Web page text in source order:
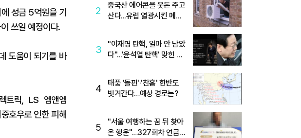
성금 5억원을 기
쓰일 예정이다.
도움이 되기를 바
트릭, LS 엠앤엠
호우로 인한 피해
2
중국산 에어콘을 웃돈 주고
산다...유럽 열광시킨 메이
3
"이재명 탄핵, 얼마 안 남았
다"...'윤석열 탄핵' 맞힌 무
4
태풍 '돌핀'·'찬홈' 한반도
빗겨간다…예상 경로는?
5
"서울 여행하는 꿈 뒤 찾아
온 행운"…327회차 연금